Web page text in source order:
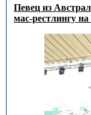
Певец из
мас-рестлингу